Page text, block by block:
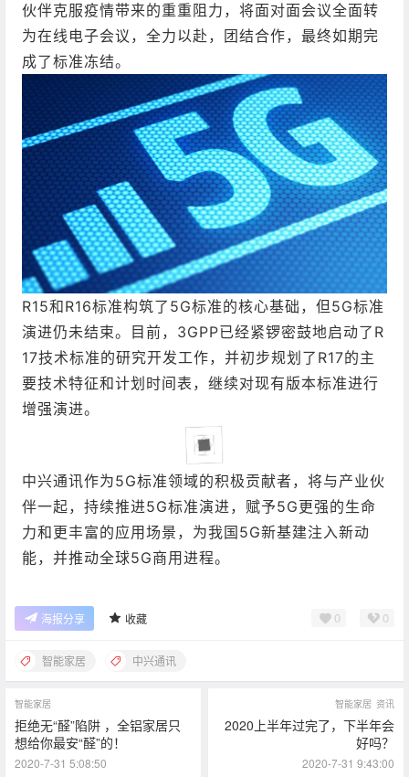
伙伴克服疫情带来的重重阻力，将面对面会议全面转
为在线电子会议，全力以赴，团结合作，最终如期完
成了标准冻结。
R15和R16标准构筑了5G标准的核心基础，但5G标准
演进仍未结束。目前，3GPP已经紧锣密鼓地启动了R
17技术标准的研究开发工作，并初步规划了R17的主
要技术特征和计划时间表，继续对现有版本标准进行
增强演进。
中兴通讯作为5G标准领域的积极贡献者，将与产业伙
伴一起，持续推进5G标准演进，赋予5G更强的生命
力和更丰富的应用场景，为我国5G新基建注入新动
能，并推动全球5G商用进程。
海报分享 收藏 0 0
智能家居 中兴通讯
智能家居
拒绝无“醛”陷阱 ，全铝家居只
想给你最安“醛”的！
2020-7-31 5:08:50
智能家居 资讯
2020上半年过完了，下半年会
好吗？
2020-7-31 9:43:00